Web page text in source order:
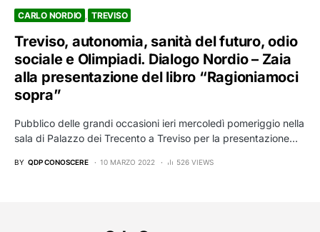
CARLO NORDIO TREVISO
Treviso, autonomia, sanità del futuro, odio
sociale e Olimpiadi. Dialogo Nordio – Zaia
alla presentazione del libro “Ragioniamoci
sopra”
Pubblico delle grandi occasioni ieri mercoledì pomeriggio nella
sala di Palazzo dei Trecento a Treviso per la presentazione…
BY QDP CONOSCERE 10 MARZO 2022 526 VIEWS